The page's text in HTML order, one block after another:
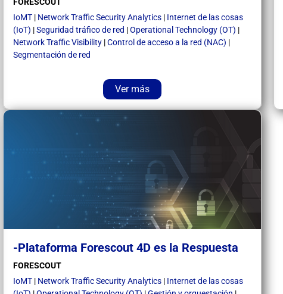
FORESCOUT
IoMT| Network Traffic Security Analytics| Internet de las cosas
(IoT) |Seguridad tráfico de red |Operational Technology (OT) |
Network Traffic Visibility|Control de acceso a la red (NAC) |
Segmentación de red
Ver más
-Plataforma Forescout 4D es la Respuesta
FORESCOUT
IoMT| Network Traffic Security Analytics| Internet de las cosas